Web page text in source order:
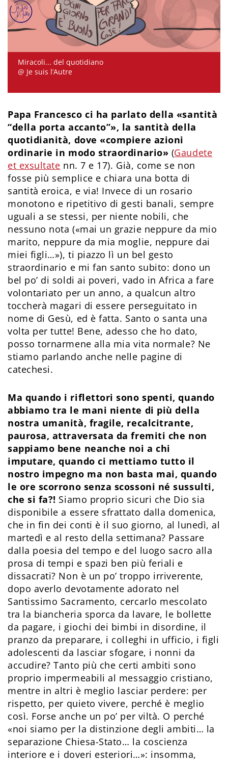
Miracoli... del quotidiano
@ Je suis l’Autre
Papa Francesco ci ha parlato della «santità
“della porta accanto”», la santità della
quotidianità, dove «compiere azioni
ordinarie in modo straordinario» (Gaudete
et exsultate nn. 7 e 17). Già, come se non
fosse più semplice e chiara una botta di
santità eroica, e via! Invece di un rosario
monotono e ripetitivo di gesti banali, sempre
uguali a se stessi, per niente nobili, che
nessuno nota («mai un grazie neppure da mio
marito, neppure da mia moglie, neppure dai
miei figli…»), ti piazzo lì un bel gesto
straordinario e mi fan santo subito: dono un
bel po’ di soldi ai poveri, vado in Africa a fare
volontariato per un anno, a qualcun altro
toccherà magari di essere perseguitato in
nome di Gesù, ed è fatta. Santo o santa una
volta per tutte! Bene, adesso che ho dato,
posso tornarmene alla mia vita normale? Ne
stiamo parlando anche nelle pagine di
catechesi.
Ma quando i riflettori sono spenti, quando
abbiamo tra le mani niente di più della
nostra umanità, fragile, recalcitrante,
paurosa, attraversata da fremiti che non
sappiamo bene neanche noi a chi
imputare, quando ci mettiamo tutto il
nostro impegno ma non basta mai, quando
le ore scorrono senza scossoni né sussulti,
che si fa?! Siamo proprio sicuri che Dio sia
disponibile a essere sfrattato dalla domenica,
che in fin dei conti è il suo giorno, al lunedì, al
martedì e al resto della settimana? Passare
dalla poesia del tempo e del luogo sacro alla
prosa di tempi e spazi ben più feriali e
dissacrati? Non è un po’ troppo irriverente,
dopo averlo devotamente adorato nel
Santissimo Sacramento, cercarlo mescolato
tra la biancheria sporca da lavare, le bollette
da pagare, i giochi dei bimbi in disordine, il
pranzo da preparare, i colleghi in ufficio, i figli
adolescenti da lasciar sfogare, i nonni da
accudire? Tanto più che certi ambiti sono
proprio impermeabili al messaggio cristiano,
mentre in altri è meglio lasciar perdere: per
rispetto, per quieto vivere, perché è meglio
così. Forse anche un po’ per viltà. O perché
«noi siamo per la distinzione degli ambiti… la
separazione Chiesa-Stato… la coscienza
interiore e i doveri esteriori…»: insomma,